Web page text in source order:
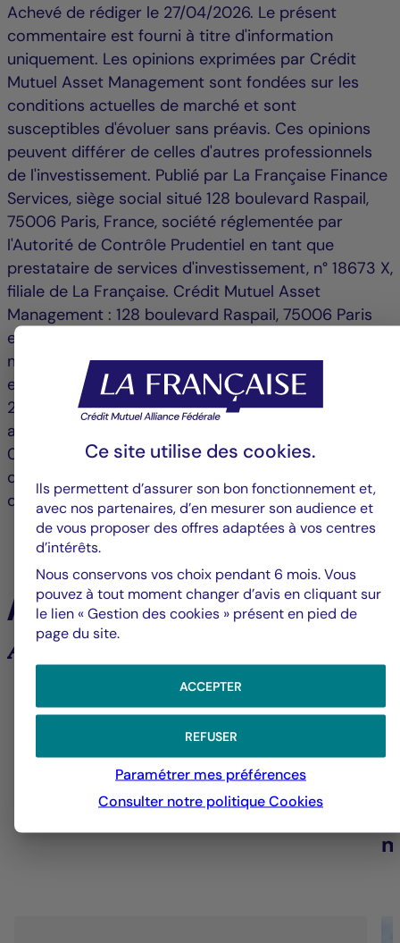
Achevé de rédiger le 27/04/2026. Le présent
commentaire est fourni à titre d'information
uniquement. Les opinions exprimées par Crédit
Mutuel Asset Management sont fondées sur les
conditions actuelles de marché et sont
susceptibles d'évoluer sans préavis. Ces opinions
peuvent différer de celles d'autres professionnels
de l'investissement. Publié par La Française Finance
Services, siège social situé 128 boulevard Raspail,
75006 Paris, France, société réglementée par
l'Autorité de Contrôle Prudentiel en tant que
prestataire de services d'investissement, n° 18673 X,
filiale de La Française. Crédit Mutuel Asset
Management : 128 boulevard Raspail, 75006 Paris
est une société de gestion agréée par l'Autorité des
marchés financiers sous le n° GP 97 138 et
enregistrée à l’ORIAS (www.orias.fr
) sous le n°
25003045 depuis le 11/04/2025. Société Anonyme
au capital de 3 871 680 €, RCS Paris n° 388 555
021, Crédit Mutuel Asset Management est une filiale
de Groupe La Française, holding de gestion d'actifs
du Crédit Mutuel Alliance Fédérale.
À la une
Analyses et tendances des marchés
6
Groupe La Française
Alerte fraude – Restez vigilants
Ce site utilise des cookies.
Ils permettent d’assurer son bon fonctionnement et,
avec nos partenaires, d’en mesurer son audience et
de vous proposer des offres adaptées à vos centres
d’intérêts.
Nous conservons vos choix pendant 6 mois. Vous
pouvez à tout moment changer d’avis en cliquant sur
le lien « Gestion des cookies » présent en pied de
page du site.
ACCEPTER
REFUSER
Paramétrer mes préférences
Consulter notre politiqueCookies